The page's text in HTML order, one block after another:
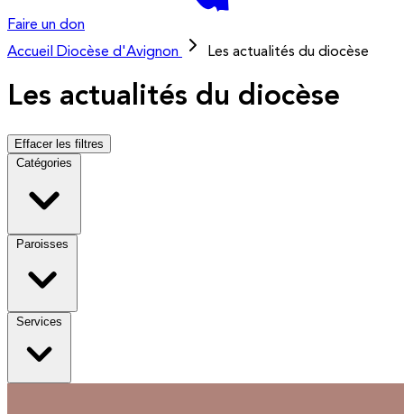
Faire un don
Accueil
Diocèse d'Avignon Les actualités du diocèse
Les actualités du diocèse
Effacer les filtres
Catégories
Paroisses
Services